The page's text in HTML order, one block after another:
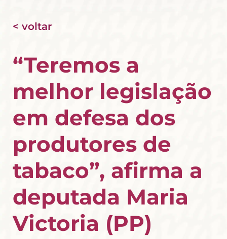
< voltar
“Teremos a
melhor legislação
em defesa dos
produtores de
tabaco”, afirma a
deputada Maria
Victoria (PP)